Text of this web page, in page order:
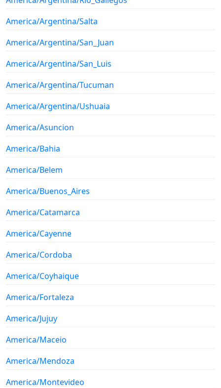
America/Argentina/Salta
America/Argentina/San_Juan
America/Argentina/San_Luis
America/Argentina/Tucuman
America/Argentina/Ushuaia
America/Asuncion
America/Bahia
America/Belem
America/Buenos_Aires
America/Catamarca
America/Cayenne
America/Cordoba
America/Coyhaique
America/Fortaleza
America/Jujuy
America/Maceio
America/Mendoza
America/Montevideo